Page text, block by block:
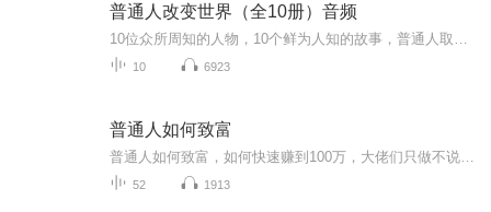
普通人改变世界（全10册）音频
10 6923
普通人如何致富
52 1913